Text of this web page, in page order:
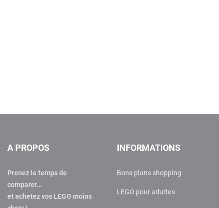
A PROPOS
Prenez le temps de
comparer…
et achetez vos LEGO moins
INFORMATIONS
Bons plans shopping
LEGO pour adultes